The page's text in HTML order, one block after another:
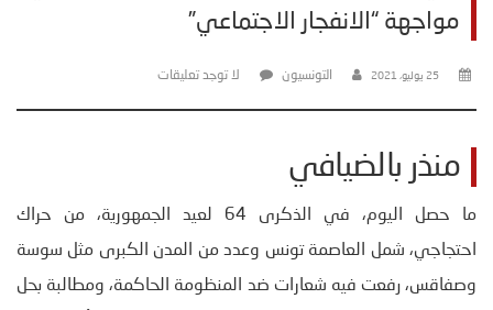
مواجهة “الانفجار الاجتماعي”
25 يوليو، 2021 التونسيون لا توجد تعليقات
منذر بالضيافي
ما حصل اليوم، في الذكرى 64 لعيد الجمهورية، من حراك
احتجاجي، شمل العاصمة تونس وعدد من المدن الكبرى مثل سوسة
وصفاقس، رفعت فيه شعارات ضد المنظومة الحاكمة، ومطالبة بحل